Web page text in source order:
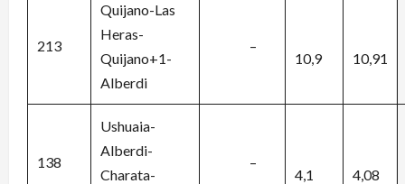
213
Quijano-Las
Heras-
Quijano+1-
Alberdi
–
10,9 10,91
138
Ushuaia-
Alberdi-
Charata-
–
4,1 4,08